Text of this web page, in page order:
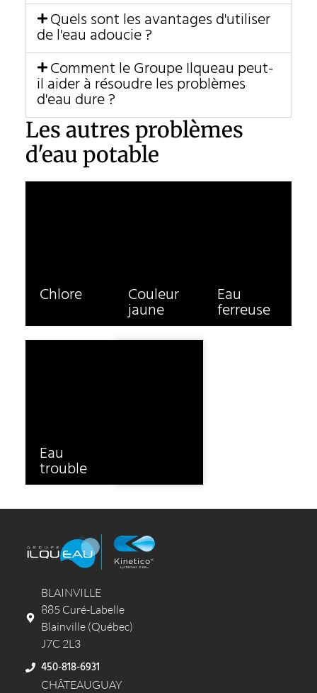
Quels sont les avantages d'utiliser
de l'eau adoucie ?
Comment le Groupe Ilqueau peut-
il aider à résoudre les problèmes
d'eau dure ?
Les autres problèmes
d'eau potable
Chlore Couleur
jaune
Eau
ferreuse
Eau
trouble
BLAINVILLE
885 Curé-Labelle
Blainville (Québec)
J7C 2L3
450-818-6931
CHÂTEAUGUAY